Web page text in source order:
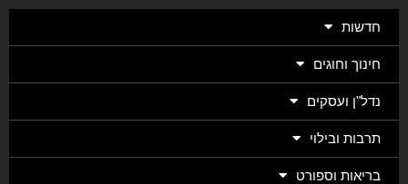
חדשות
חינוך וחוגים
נדל"ן ועסקים
תרבות ובילוי
בריאות וספורט